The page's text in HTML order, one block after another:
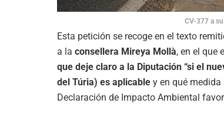
CV-377 a
Esta petición se recoge en el texto
a la consellera Mireya Mollà, en el que
que deje claro a la Diputación “si el
del Túria) es aplicable y en qué
Declaración de Impacto Ambiental